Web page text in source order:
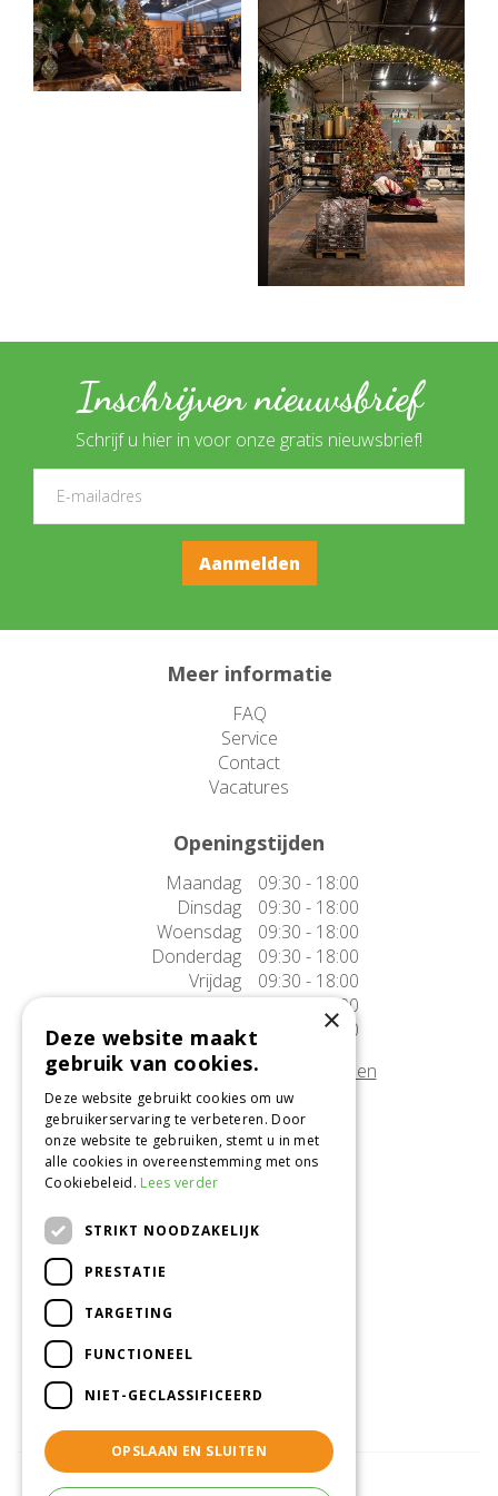
Inschrijven nieuwsbrief
Schrijf u hier in voor onze gratis nieuwsbrief!
Meer informatie
FAQ
Service
Contact
Vacatures
Openingstijden
Maandag
09:30 - 18:00
Dinsdag
09:30 - 18:00
Woensdag
09:30 - 18:00
Donderdag
09:30 - 18:00
Vrijdag
09:30 - 18:00
Zaterdag
09:30 - 17:00
Zondag
10:00 - 17:00
Afwijkende openingstijden tonen
Onze locatie
Tuincentrum Alméérplant
Jac. P. Thijsseweg 4
pinterest
×
Deze website maakt
gebruik van cookies.
Deze website gebruikt cookies om uw
gebruikerservaring te verbeteren. Door
onze website te gebruiken, stemt u in met
alle cookies in overeenstemming met ons
Cookiebeleid. Lees verder
STRIKT NOODZAKELIJK
PRESTATIE
TARGETING
FUNCTIONEEL
NIET-GECLASSIFICEERD
OPSLAAN EN SLUITEN